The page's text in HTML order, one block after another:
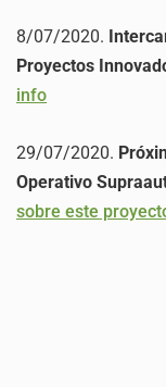
8/07/2020.
Proyectos
info
29/07/2020.
Operativo
sobre este